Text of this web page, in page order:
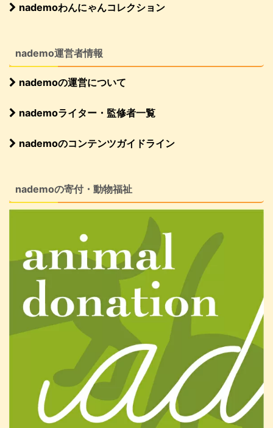
nademoわんにゃんコレクション
nademo運営者情報
nademoの運営について
nademoライター・監修者一覧
nademoのコンテンツガイドライン
nademoの寄付・動物福祉